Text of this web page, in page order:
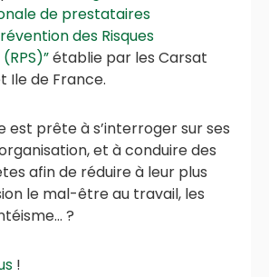
de prestataires
des Risques
établie par les Carsat
Ile de France.
prête à s’interroger sur ses
et à conduire des
afin de réduire à leur plus
le mal-être au travail, les
?
!